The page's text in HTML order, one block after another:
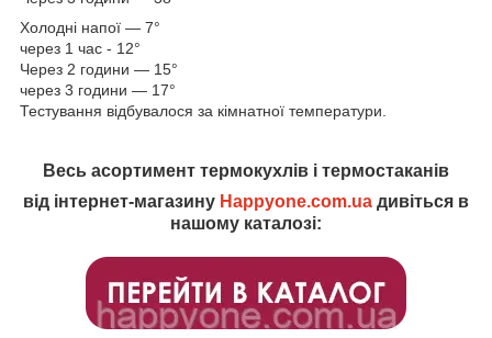
Холодні напої — 7°
через 1 час - 12°
Через 2 години — 15°
через 3 години — 17°
Тестування відбувалося за кімнатної температури.
Весь асортимент термокухлів і термостаканів
від інтернет-магазину Happyone.com.ua дивіться в
нашому каталозі: